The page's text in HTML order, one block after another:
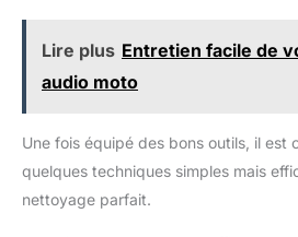
BROSSE DE JANTE,
NETTOYAGE PARFAIT : Notre
difficiles d’accès, garantissant
un nettoyage en profondeur
entre les rayons et les recoins.
Son long manche offre un
meilleur contrôle et une
Lire plus Entretien facile de
audio moto
Une fois équipé des bons outils, il est
quelques techniques simples mais
nettoyage parfait.